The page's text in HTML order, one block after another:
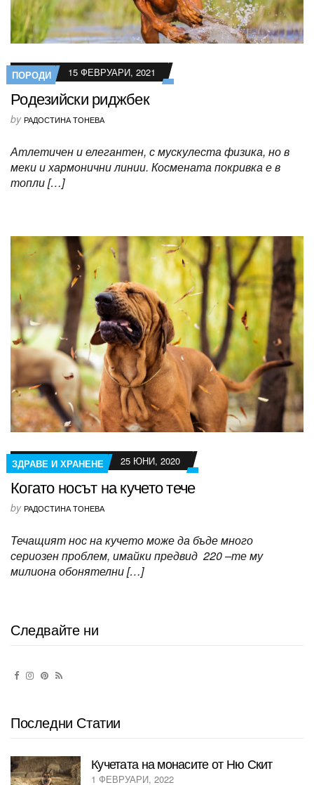
ПОРОДИ 15 ФЕВРУАРИ, 2021
Родезийски риджбек
by РАДОСТИНА ТОНЕВА
Атлетичен и елегантен, с мускулеста физика, но в
меки и хармонични линии. Космената покривка е в
топли […]
ЗДРАВЕ И ХРАНЕНЕ 25 ЮНИ, 2020
Когато носът на кучето тече
by РАДОСТИНА ТОНЕВА
Течащият нос на кучето може да бъде много
сериозен проблем, имайки предвид 220 –те му
милиона обонятелни […]
Следвайте ни
Последни Статии
Кучетата на монасите от Ню Скит
1 ФЕВРУАРИ, 2022